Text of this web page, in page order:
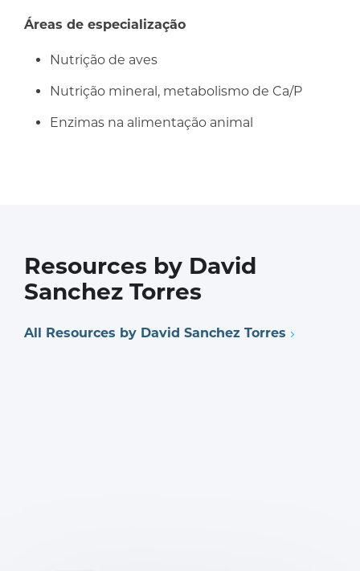
Áreas de especialização
Nutrição de aves
Nutrição mineral, metabolismo de Ca/P
Enzimas na alimentação animal
Resources by David
Sanchez Torres
All Resources by David Sanchez Torres